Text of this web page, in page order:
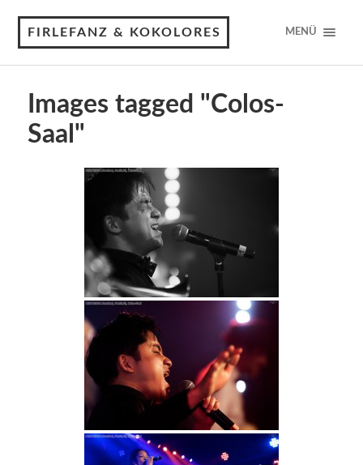
FIRLEFANZ & KOKOLORES MENÜ
Images tagged "Colos-
Saal"